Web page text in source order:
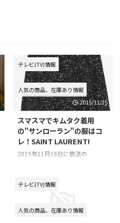
テレビ(TV)情報
人気の商品、在庫あり情報
2015/11/25
スマスマでキムタク着用
の"サンローラン"の服はコ
レ！SAINT LAURENT!
2015年11月16日に放送の
場していましたね！ 気になって
ます♪ キムタクの私服のブラン
テレビ(TV)情報
人気の商品、在庫あり情報